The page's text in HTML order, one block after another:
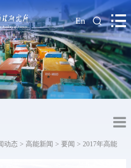
| En
动态 > 高能新闻 > 要闻 > 2017年高能